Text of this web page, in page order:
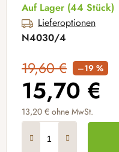
Auf Lager (44 Stück)
Lieferoptionen
N4030/4
19,60 € –19 %
15,70 €
13,20 € ohne MwSt.